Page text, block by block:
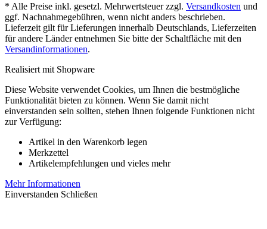
* Alle Preise inkl. gesetzl. Mehrwertsteuer zzgl. Versandkosten und
ggf. Nachnahmegebühren, wenn nicht anders beschrieben.
Lieferzeit gilt für Lieferungen innerhalb Deutschlands, Lieferzeiten
für andere Länder entnehmen Sie bitte der Schaltfläche mit den
Versandinformationen.
Realisiert mit Shopware
Diese Website verwendet Cookies, um Ihnen die bestmögliche
Funktionalität bieten zu können. Wenn Sie damit nicht
einverstanden sein sollten, stehen Ihnen folgende Funktionen nicht
zur Verfügung:
Artikel in den Warenkorb legen
Merkzettel
Artikelempfehlungen und vieles mehr
Mehr Informationen
Einverstanden Schließen